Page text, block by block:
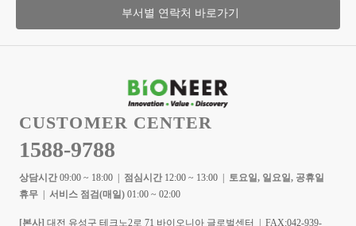
부서별 연락처 바로가기
CUSTOMER CENTER
1588-9788
상담시간 09:00 ~ 18:00 | 점심시간 12:00 ~ 13:00 | 토요일, 일요일, 공휴일
휴무 | 서비스 점검(매일) 01:00 ~ 02:00
[본사] 대전 유성구 테크노2로 71 바이오니아 글로벌센터 | FAX:042-939-